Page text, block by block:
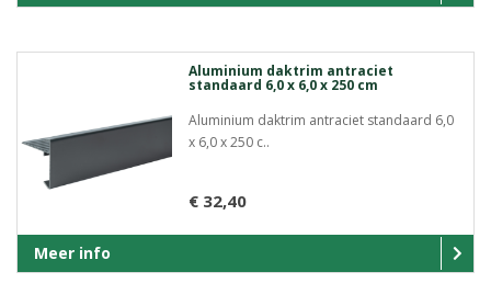
Aluminium daktrim antraciet
standaard 6,0 x 6,0 x 250 cm
Aluminium daktrim antraciet standaard 6,0
x 6,0 x 250 c..
€ 32,40
Meer info